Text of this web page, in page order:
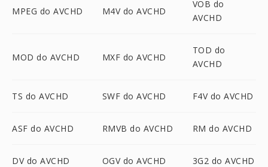
MPEG do AVCHD M4V do AVCHD
VOB do
AVCHD
MOD do AVCHD MXF do AVCHD
TOD do
AVCHD
TS do AVCHD SWF do AVCHD F4V do AVCHD
ASF do AVCHD RMVB do AVCHD RM do AVCHD
DV do AVCHD OGV do AVCHD 3G2 do AVCHD